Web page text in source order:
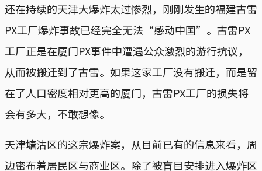
还在持续的天津大爆炸太过惨烈，刚刚发生的福建古雷
PX工厂爆炸事故已经完全无法“感动中国”。古雷PX
工厂正是在厦门PX事件中遭遇公众激烈的游行抗议，
从而被搬迁到了古雷。如果这家工厂没有搬迁，而是留
在了人口密度相对更高的厦门，古雷PX工厂的损失将
会有多大，不敢想像。
天津塘沽区的这宗爆炸案，从目前已有的信息来看，周
边密布着居民区与商业区。除了被盲目安排进入爆炸区